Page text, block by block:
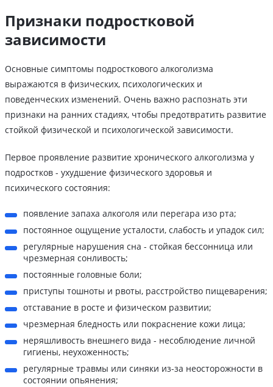
Признаки подростковой
зависимости
Основные симптомы подросткового алкоголизма
выражаются в физических, психологических и
поведенческих изменений. Очень важно распознать эти
признаки на ранних стадиях, чтобы предотвратить развитие
стойкой физической и психологической зависимости.
Первое проявление развитие хронического алкоголизма у
подростков - ухудшение физического здоровья и
психического состояния:
появление запаха алкоголя или перегара изо рта;
постоянное ощущение усталости, слабость и упадок сил;
регулярные нарушения сна - стойкая бессонница или
чрезмерная сонливость;
постоянные головные боли;
приступы тошноты и рвоты, расстройство пищеварения;
отставание в росте и физическом развитии;
чрезмерная бледность или покраснение кожи лица;
неряшливость внешнего вида - несоблюдение личной
гигиены, неухоженность;
регулярные травмы или синяки из-за неосторожности в
состоянии опьянения;